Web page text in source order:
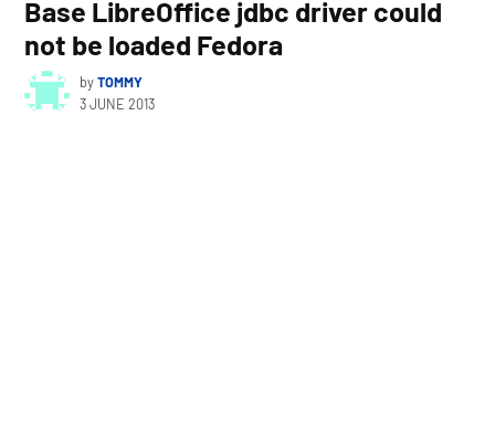
Base LibreOffice jdbc driver could
not be loaded Fedora
byTOMMY
3 JUNE 2013